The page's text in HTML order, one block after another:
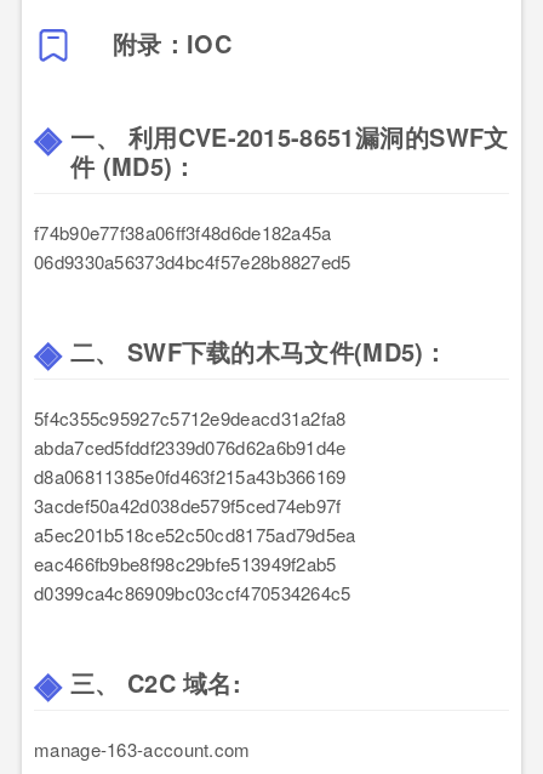
附录：IOC
一、 利用CVE-2015-8651漏洞的SWF文
件 (MD5)：
f74b90e77f38a06ff3f48d6de182a45a
06d9330a56373d4bc4f57e28b8827ed5
二、 SWF下载的木马文件(MD5)：
5f4c355c95927c5712e9deacd31a2fa8
abda7ced5fddf2339d076d62a6b91d4e
d8a06811385e0fd463f215a43b366169
3acdef50a42d038de579f5ced74eb97f
a5ec201b518ce52c50cd8175ad79d5ea
eac466fb9be8f98c29bfe513949f2ab5
d0399ca4c86909bc03ccf470534264c5
三、 C2C 域名:
manage-163-account.com